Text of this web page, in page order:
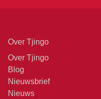
Over Tjingo
Over Tjingo
Blog
Nieuwsbrief
Nieuws